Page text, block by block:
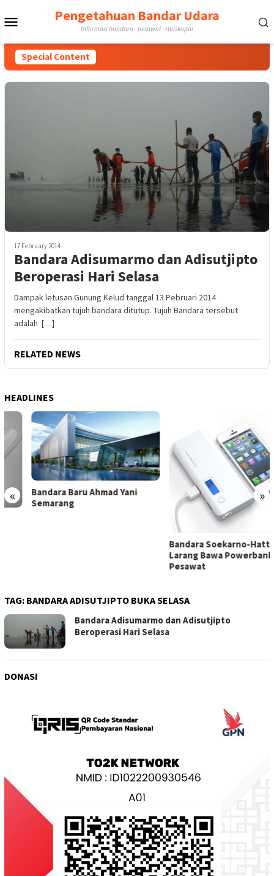
to
MobilePengetahuan Bandar Udara
Informasi bandara - pesawat - maskapai
Special Content
17 February 2014
Bandara Adisumarmo dan Adisutjipto
Beroperasi Hari Selasa
Dampak letusan Gunung Kelud tanggal 13 Pebruari 2014
mengakibatkan tujuh bandara ditutup. Tujuh Bandara tersebut
adalah […]
RELATED NEWS
HEADLINES
« »
Bandara Baru Ahmad Yani
Semarang
Bandara Soekarno-Hatta
Larang Bawa Powerbank ke
Pesawat
TAG: BANDARA ADISUTJIPTO BUKA SELASA
Bandara Adisumarmo dan Adisutjipto
Beroperasi Hari Selasa
DONASI